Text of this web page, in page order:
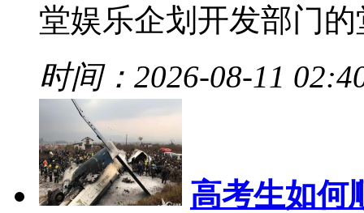
堂娱乐企划开发部门
时间：2026-08-11
高考生如何